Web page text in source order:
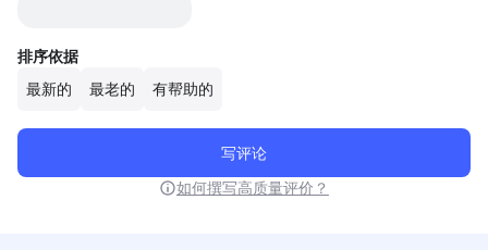
排序依据
最新的
最老的 有帮助的
写评论
如何撰写高质量评价？